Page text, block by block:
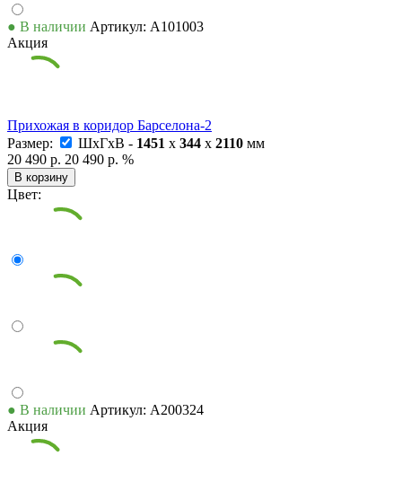
● В наличии Артикул: А101003
Акция
Прихожая в коридор Барселона-2
Размер:
ШxГxВ - 1451 x 344 x 2110 мм
20 490 р. 20 490 р. %
В корзину
Цвет:
● В наличии Артикул: А200324
Акция